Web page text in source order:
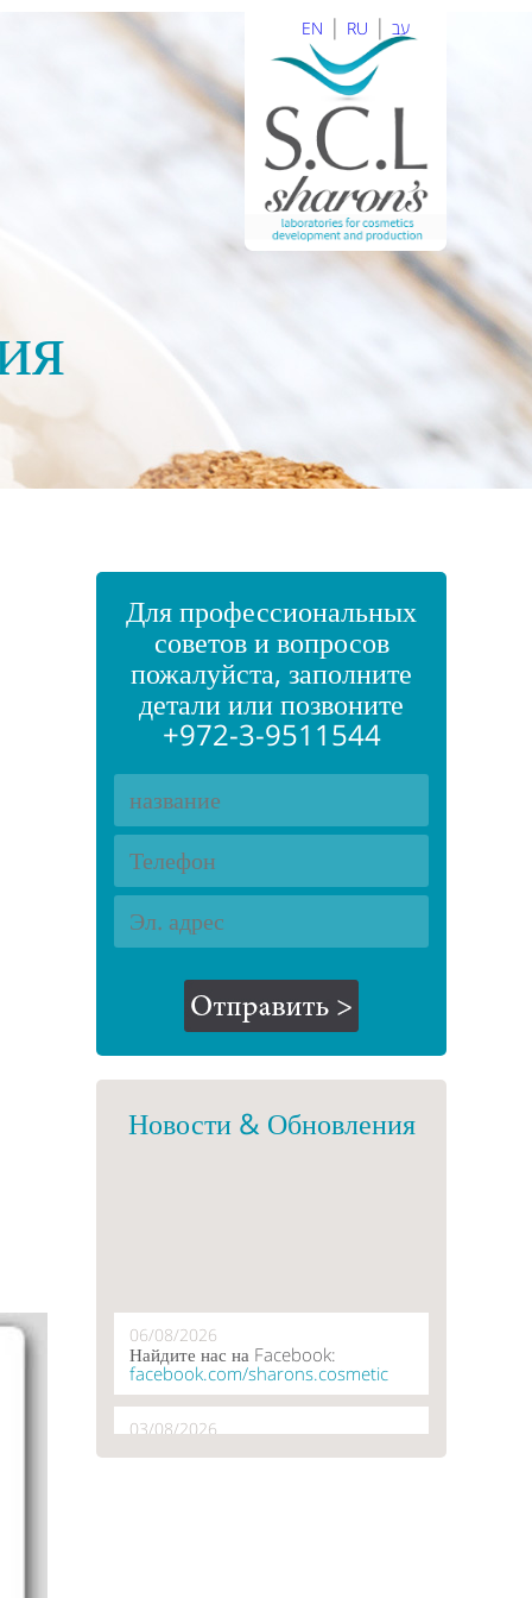
EN | RU | עב
Для профессиональных
советов и вопросов
пожалуйста, заполните
детали или позвоните
+972-3-9511544
Новости & Обновления
06/08/2026
Найдите нас на Facebook:
facebook.com/sharons.cosmetic
03/08/2026
28/07/2026